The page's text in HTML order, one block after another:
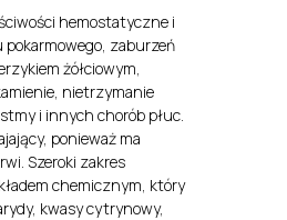
hemostatyczne i
pokarmowego, zaburzeń
żółciowym,
nietrzymanie
i innych chorób płuc.
ponieważ ma
Szeroki zakres
chemicznym, który
kwasy cytrynowy,